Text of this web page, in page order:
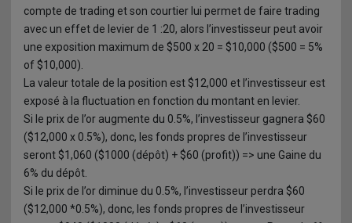
compte de trading et son courtier lui permet de faire trading
avec un effet de levier de 1 :20, alors l’investisseur peut avoir
une exposition maximum de $500 x 20 = $10,000 ($500 = 5%
of $10,000).
La valeur totale de la position est $12,000 et l’investisseur est
exposé à la fluctuation en fonction du montant en levier.
Si le prix de l’or augmente du 0.5%, l’investisseur gagnera $60
($12,000 x 0.5%), donc, les fonds propres de l’investisseur
seront $1,060 ($1000 (dépôt) + $60 (profit)) => une Gaine du
6% du dépôt.
Si le prix de l’or diminue du 0.5%, l’investisseur perdra $60
($12,000 *0.5%), donc, les fonds propres de l’investisseur